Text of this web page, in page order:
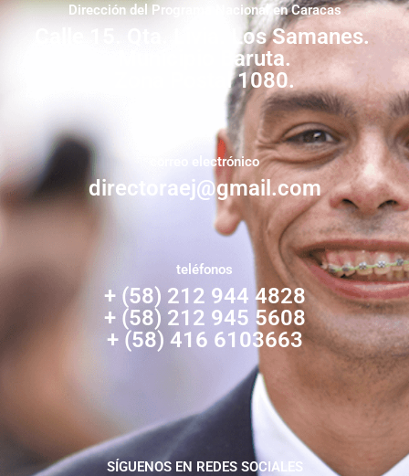
Dirección del Programa Nacional en Caracas
Calle 15. Qta. Livia. Los Samanes.
Municipio Baruta.
Zona Postal 1080.
correo electrónico
directoraej@gmail.com
teléfonos
+ (58) 212 944 4828
+ (58) 212 945 5608
+ (58) 416 6103663
SÍGUENOS EN REDES SOCIALES